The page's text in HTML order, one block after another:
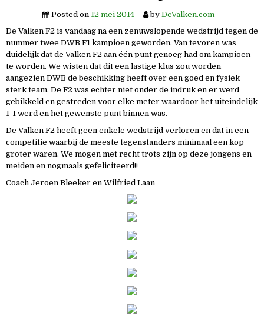
Posted on 12 mei 2014 by DeValken.com
De Valken F2 is vandaag na een zenuwslopende wedstrijd tegen de
nummer twee DWB F1 kampioen geworden. Van tevoren was
duidelijk dat de Valken F2 aan één punt genoeg had om kampioen
te worden. We wisten dat dit een lastige klus zou worden
aangezien DWB de beschikking heeft over een goed en fysiek
sterk team. De F2 was echter niet onder de indruk en er werd
gebikkeld en gestreden voor elke meter waardoor het uiteindelijk
1-1 werd en het gewenste punt binnen was.
De Valken F2 heeft geen enkele wedstrijd verloren en dat in een
competitie waarbij de meeste tegenstanders minimaal een kop
groter waren. We mogen met recht trots zijn op deze jongens en
meiden en nogmaals gefeliciteerd!!
Coach Jeroen Bleeker en Wilfried Laan